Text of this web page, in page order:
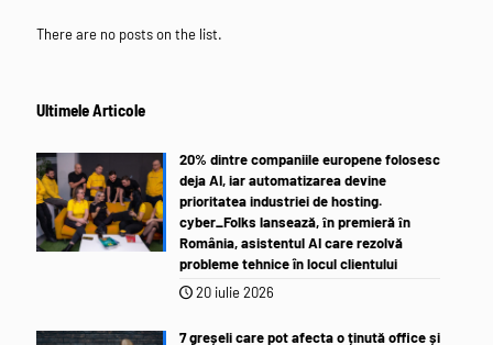
There are no posts on the list.
Ultimele Articole
20% dintre companiile europene folosesc
deja AI, iar automatizarea devine
prioritatea industriei de hosting.
cyber_Folks lansează, ȋn premieră ȋn
România, asistentul AI care rezolvă
probleme tehnice în locul clientului
20 iulie 2026
7 greșeli care pot afecta o ținută office și